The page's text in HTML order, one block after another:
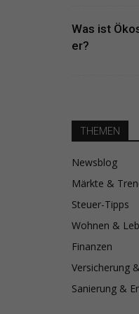
Was ist
er?
THEMEN
Newsblog
Märkte &
Steuer-Tipps
Wohnen &
Finanzen
Versicherung
Sanierung &